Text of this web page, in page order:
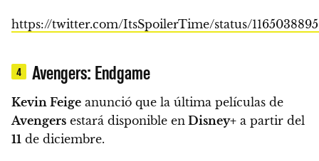
https://twitter.com/ItsSpoilerTime/status/
4 Avengers: Endgame
Kevin Feige anunció que la última películas de
Avengers estará disponible en Disney+ a partir del
11 de diciembre.